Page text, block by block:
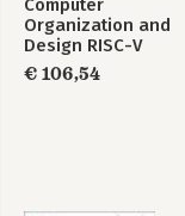
Computer
Organization and
Design RISC-V
Edition
€ 106,54